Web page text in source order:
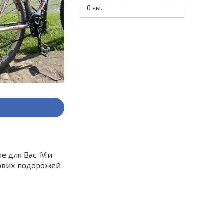
для Вас. Ми
подорожей
0 км.